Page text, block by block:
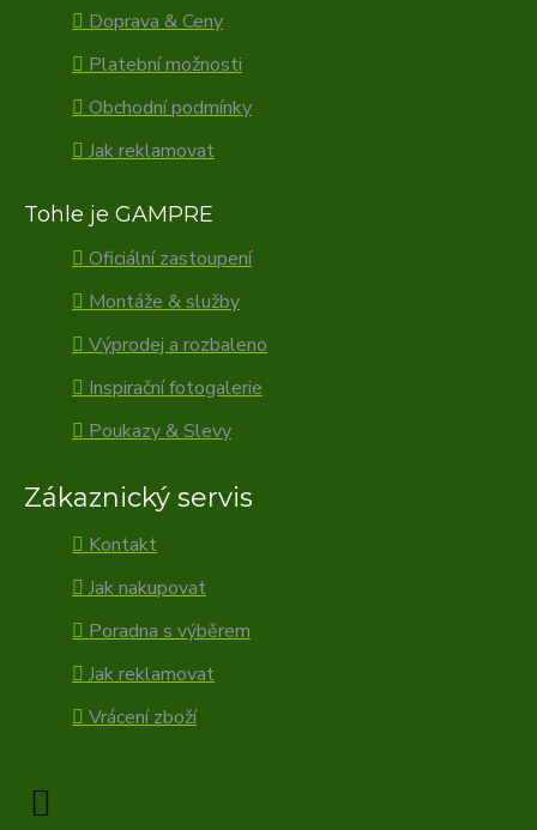
Doprava & Ceny
Platební možnosti
Obchodní podmínky
Jak reklamovat
Tohle je GAMPRE
Oficiální zastoupení
Montáže & služby
Výprodej a rozbaleno
Inspirační fotogalerie
Poukazy & Slevy
Zákaznický servis
Kontakt
Jak nakupovat
Poradna s výběrem
Jak reklamovat
Vrácení zboží